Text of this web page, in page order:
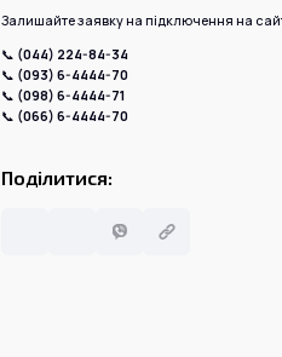
Залишайте заявку на підключення на
📞 (044) 224-84-34
📞 (093) 6-4444-70
📞 (098) 6-4444-71
📞 (066) 6-4444-70
Поділитися: